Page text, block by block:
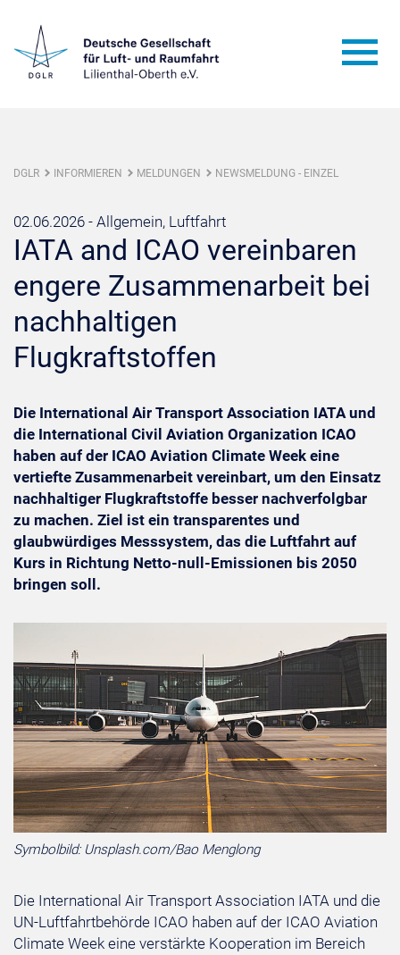
DGLR INFORMIEREN MELDUNGEN NEWSMELDUNG - EINZEL
02.06.2026 - Allgemein, Luftfahrt
IATA and ICAO vereinbaren
engere Zusammenarbeit bei
nachhaltigen
Flugkraftstoffen
Die International Air Transport Association IATA und
die International Civil Aviation Organization ICAO
haben auf der ICAO Aviation Climate Week eine
vertiefte Zusammenarbeit vereinbart, um den Einsatz
nachhaltiger Flugkraftstoffe besser nachverfolgbar
zu machen. Ziel ist ein transparentes und
glaubwürdiges Messsystem, das die Luftfahrt auf
Kurs in Richtung Netto-null-Emissionen bis 2050
bringen soll.
Symbolbild: Unsplash.com/Bao Menglong
Die International Air Transport Association IATA und die
UN-Luftfahrtbehörde ICAO haben auf der ICAO Aviation
Climate Week eine verstärkte Kooperation im Bereich